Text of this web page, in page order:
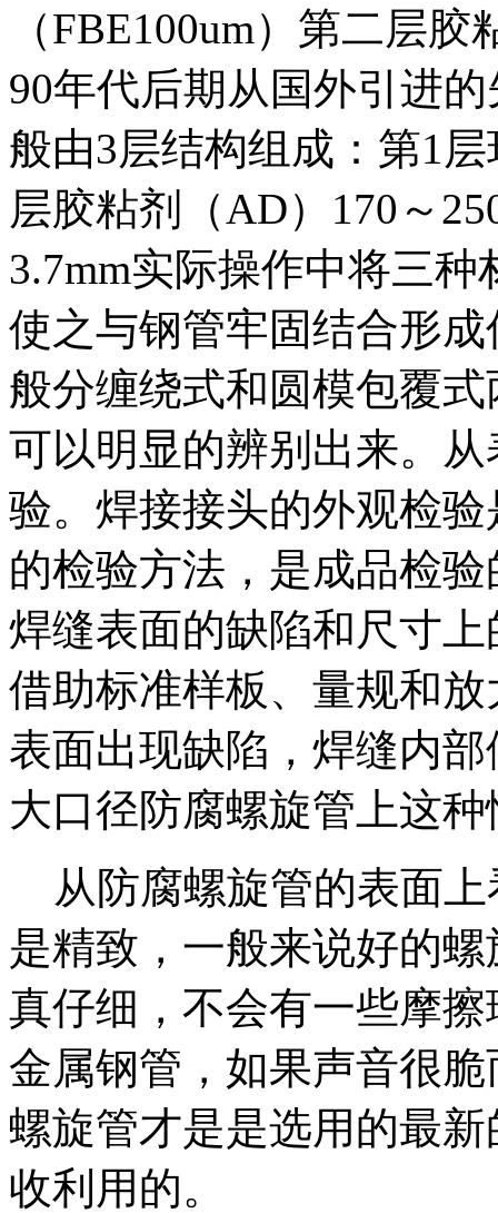
（FBE100um）第二层
90年代后期从国外引进
般由3层结构组成：第1
层胶粘剂（AD）170～
3.7mm实际操作中将三
使之与钢管牢固结合形
般分缠绕式和圆模包覆
可以明显的辨别出来。
验。焊接接头的外观检
的检验方法，是成品检
焊缝表面的缺陷和尺寸
借助标准样板、量规和
表面出现缺陷，焊缝内
大口径防腐螺旋管上这
从防腐螺旋管的表面上
是精致，一般来说好的
真仔细，不会有一些摩
金属钢管，如果声音很
螺旋管才是是选用的最
收利用的。